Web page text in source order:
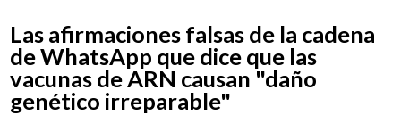
Las afirmaciones falsas de la cadena
de WhatsApp que dice que las
vacunas de ARN causan "daño
genético irreparable"